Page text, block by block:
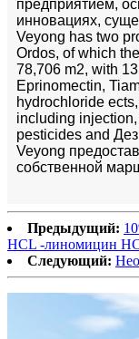
предприятием,
инновациях,
Veyong has two
Ordos, of which
78,706 m2, with
Eprinomectin,
hydrochloride
including
pesticides and
Veyong
собственной
Предыдущий:
HCL -линомицин
Следующий: